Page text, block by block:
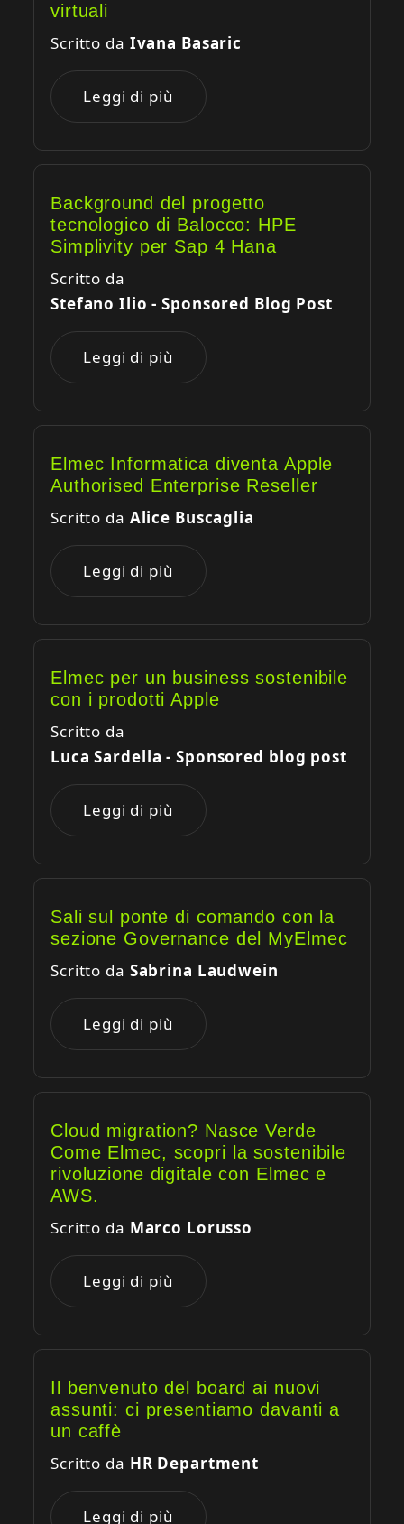
virtuali
Scritto da Ivana Basaric
Leggi di più
Background del progetto
tecnologico di Balocco: HPE
Simplivity per Sap 4 Hana
Scritto da
Stefano Ilio - Sponsored Blog Post
Leggi di più
Elmec Informatica diventa Apple
Authorised Enterprise Reseller
Scritto da Alice Buscaglia
Leggi di più
Elmec per un business sostenibile
con i prodotti Apple
Scritto da
Luca Sardella - Sponsored blog post
Leggi di più
Sali sul ponte di comando con la
sezione Governance del MyElmec
Scritto da Sabrina Laudwein
Leggi di più
Cloud migration? Nasce Verde
Come Elmec, scopri la sostenibile
rivoluzione digitale con Elmec e
AWS.
Scritto da Marco Lorusso
Leggi di più
Il benvenuto del board ai nuovi
assunti: ci presentiamo davanti a
un caffè
Scritto da HR Department
Leggi di più